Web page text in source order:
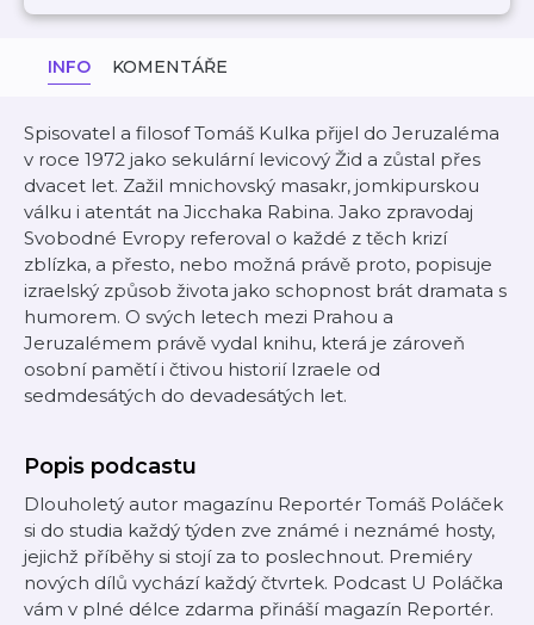
INFO KOMENTÁŘE
Spisovatel a filosof Tomáš Kulka přijel do Jeruzaléma
v roce 1972 jako sekulární levicový Žid a zůstal přes
dvacet let. Zažil mnichovský masakr, jomkipurskou
válku i atentát na Jicchaka Rabina. Jako zpravodaj
Svobodné Evropy referoval o každé z těch krizí
zblízka, a přesto, nebo možná právě proto, popisuje
izraelský způsob života jako schopnost brát dramata s
humorem. O svých letech mezi Prahou a
Jeruzalémem právě vydal knihu, která je zároveň
osobní pamětí i čtivou historií Izraele od
sedmdesátých do devadesátých let.
Popis podcastu
Dlouholetý autor magazínu Reportér Tomáš Poláček
si do studia každý týden zve známé i neznámé hosty,
jejichž příběhy si stojí za to poslechnout. Premiéry
nových dílů vychází každý čtvrtek. Podcast U Poláčka
vám v plné délce zdarma přináší magazín Reportér.